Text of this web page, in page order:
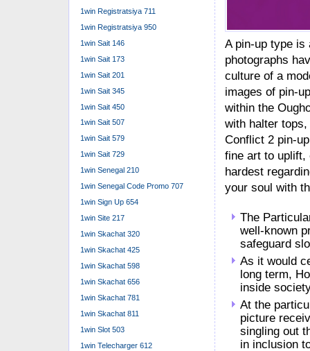
A pin-up type is
photographs
culture of a
images of pin-
within the
with halter
Conflict 2 pin-
fine art to uplift,
hardest
your soul with
The
well-known
safeguard
As it would
long term,
inside
At the
picture
singling out
in inclusion
1win Registratsiya 711
1win Registratsiya 950
1win Sait 146
1win Sait 173
1win Sait 201
1win Sait 345
1win Sait 450
1win Sait 507
1win Sait 579
1win Sait 729
1win Senegal 210
1win Senegal Code Promo 707
1win Sign Up 654
1win Site 217
1win Skachat 320
1win Skachat 425
1win Skachat 598
1win Skachat 656
1win Skachat 781
1win Skachat 811
1win Slot 503
1win Telecharger 612